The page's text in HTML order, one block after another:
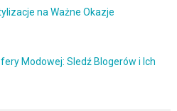
na Ważne Okazje
Modowej: Sledź Blogerów i Ich